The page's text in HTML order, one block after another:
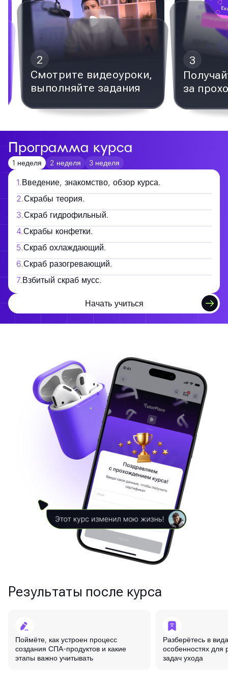
2
Смотрите видеоуроки,
выполняйте задания
3
за
Программа курса
1 неделя 2 неделя 3 неделя
1.Введение, знакомство, обзор курса.
2.Скрабы теория.
3.Скраб гидрофильный.
4.Скрабы конфетки.
5.Скраб охлаждающий.
6.Скраб разогревающий.
7.Взбитый скраб мусс.
Начать учиться
Результаты после курса
Поймёте, как устроен процесс
создания СПА-продуктов и какие
этапы важно учитывать
Разберётесь в
особенностях для
задач ухода